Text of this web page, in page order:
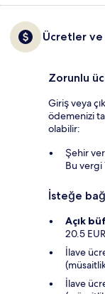
Ücretler
Zorunlu
Giriş veya
ödemenizi
olabilir:
Şehir
Bu vergi
İsteğe
Açık
20.5
İlave
İlave